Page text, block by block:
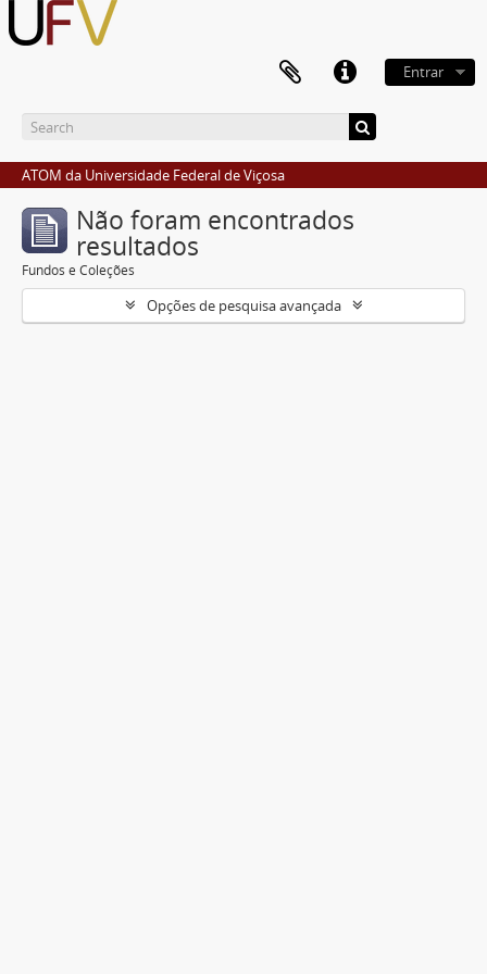
Entrar
ATOM da Universidade Federal de Viçosa
Não foram encontrados
resultados
Fundos e Coleções
Opções de pesquisa avançada